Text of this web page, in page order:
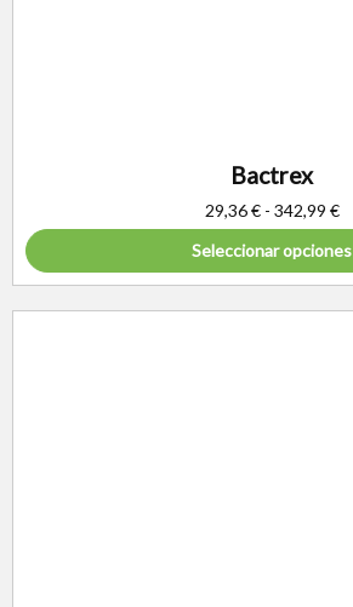
Bactrex
29,36€ - 342,99 €
Seleccionar opciones